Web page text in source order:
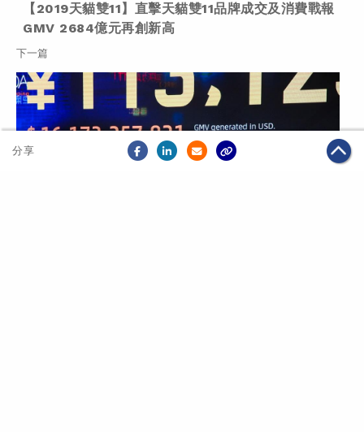
分享
【2019天貓雙11】直擊天貓雙11品牌成交及消費戰報
GMV 2684億元再創新高
下一篇